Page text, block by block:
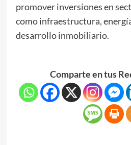
promover inversiones en
como infraestructura,
desarrollo inmobiliario.
Comparte en tus